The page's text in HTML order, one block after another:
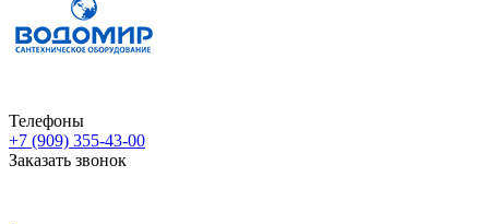
Телефоны
+7 (909) 355-43-00
Заказать звонок